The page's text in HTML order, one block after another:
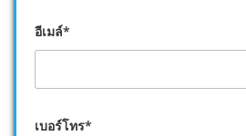
อีเมล์*
เบอร์โทร*